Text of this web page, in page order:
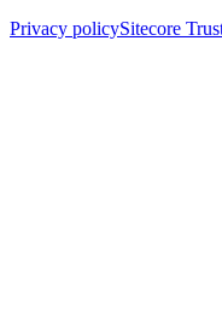
Privacy policySitecore